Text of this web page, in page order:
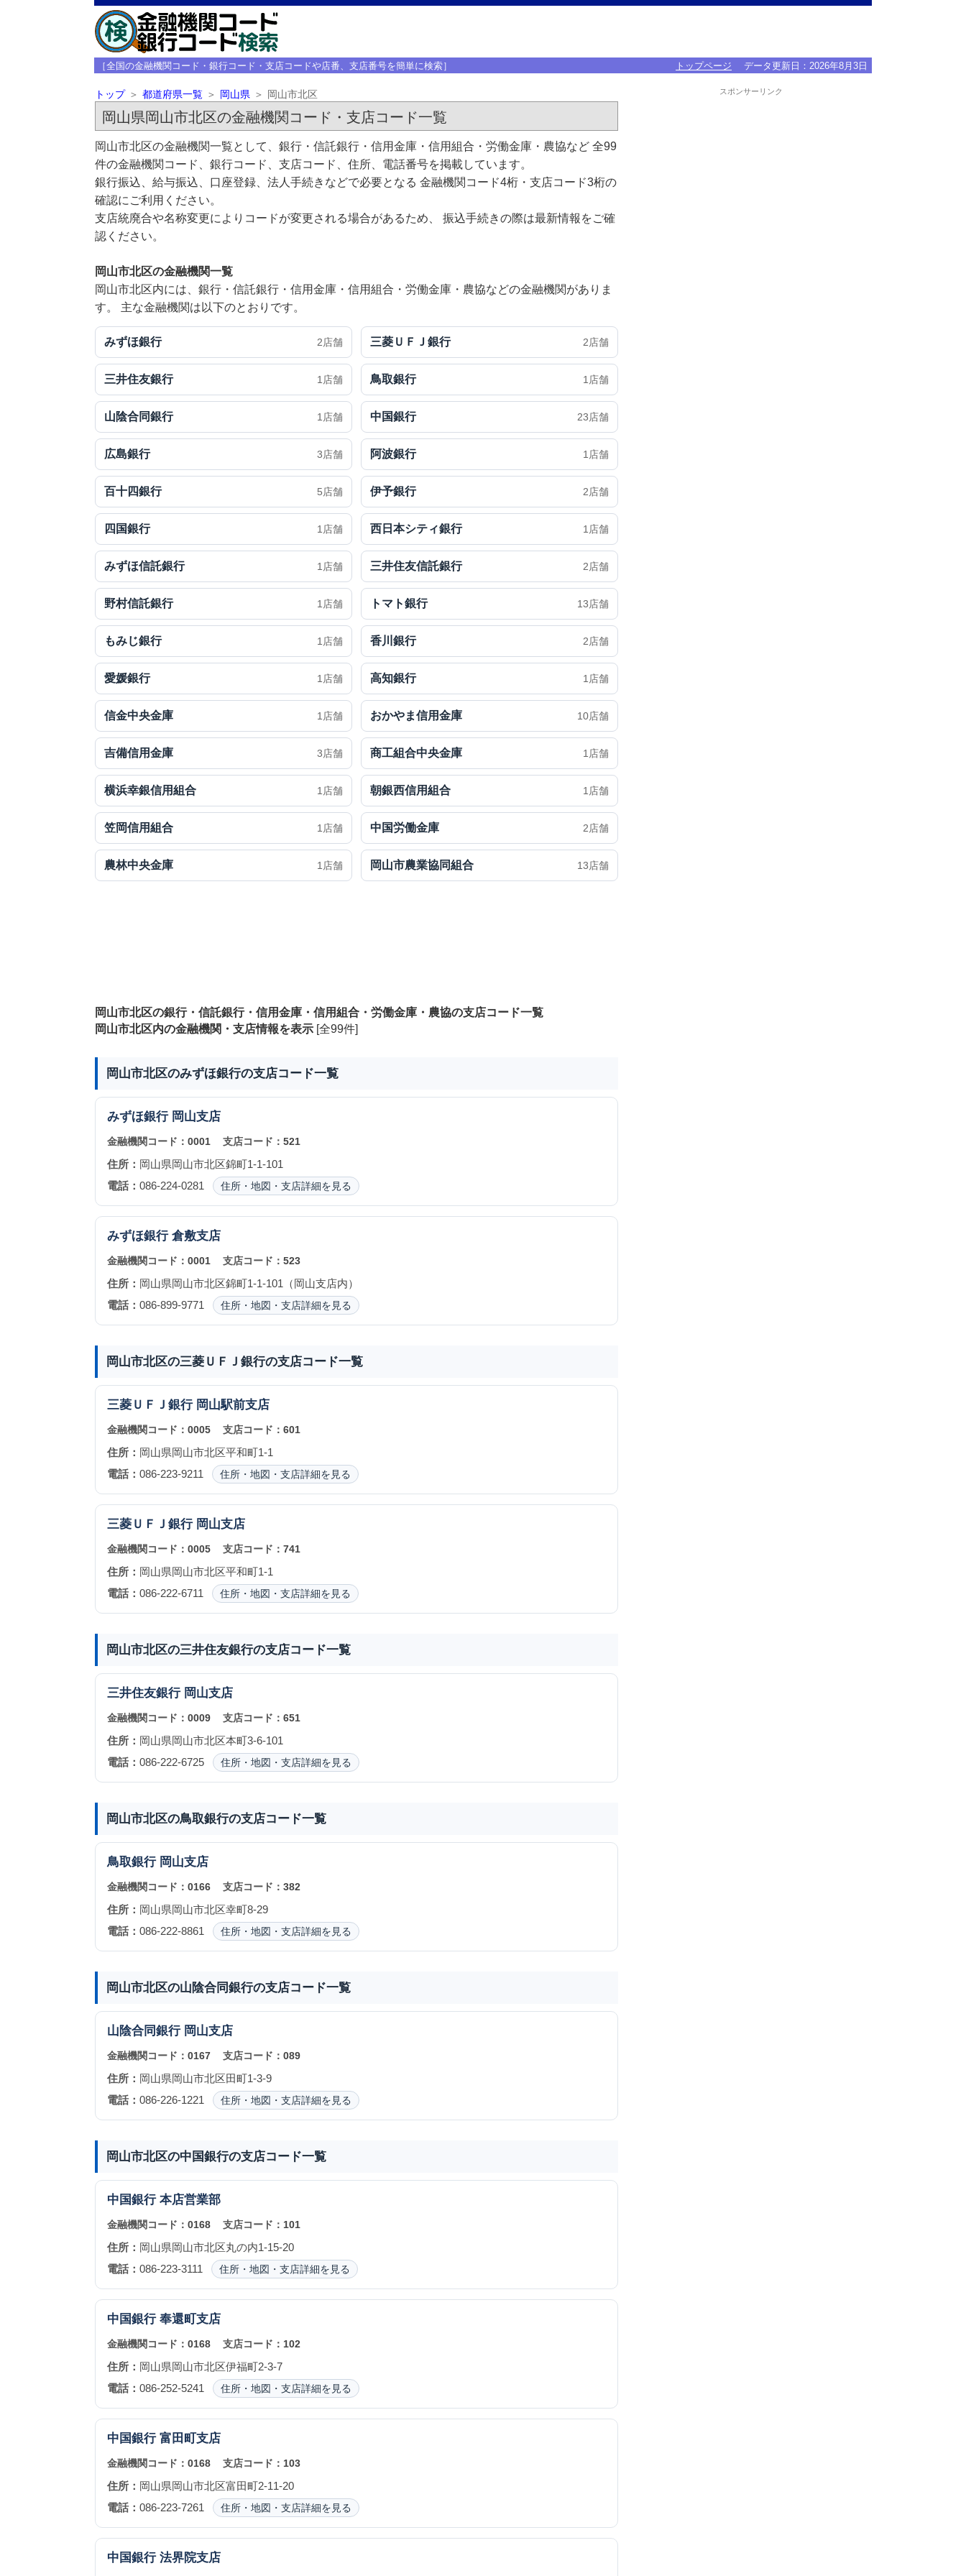
［全国の金融機関コード・銀行コード・支店コードや店番、支店番号を簡単に検索］ トップページ データ更新日： 2026年8月3日
トップ 都道府県一覧 岡山県 岡山市北区
岡山県岡山市北区の金融機関コード・支店コード一覧
岡山市北区の金融機関一覧として、銀行・信託銀行・信用金庫・信用組合・労働金庫・農協など 全99
件の金融機関コード、銀行コード、支店コード、住所、電話番号を掲載しています。
銀行振込、給与振込、口座登録、法人手続きなどで必要となる 金融機関コード4桁・支店コード3桁の
確認にご利用ください。
支店統廃合や名称変更によりコードが変更される場合があるため、 振込手続きの際は最新情報をご確
認ください。
岡山市北区の金融機関一覧
岡山市北区内には、銀行・信託銀行・信用金庫・信用組合・労働金庫・農協などの金融機関がありま
す。 主な金融機関は以下のとおりです。
みずほ銀行 2店舗 三菱ＵＦＪ銀行 2店舗
三井住友銀行 1店舗 鳥取銀行 1店舗
山陰合同銀行 1店舗 中国銀行 23店舗
広島銀行 3店舗 阿波銀行 1店舗
百十四銀行 5店舗 伊予銀行 2店舗
四国銀行 1店舗 西日本シティ銀行 1店舗
みずほ信託銀行 1店舗 三井住友信託銀行 2店舗
野村信託銀行 1店舗 トマト銀行 13店舗
もみじ銀行 1店舗 香川銀行 2店舗
愛媛銀行 1店舗 高知銀行 1店舗
信金中央金庫 1店舗 おかやま信用金庫 10店舗
吉備信用金庫 3店舗 商工組合中央金庫 1店舗
横浜幸銀信用組合 1店舗 朝銀西信用組合 1店舗
笠岡信用組合 1店舗 中国労働金庫 2店舗
農林中央金庫 1店舗 岡山市農業協同組合 13店舗
岡山市北区の銀行・信託銀行・信用金庫・信用組合・労働金庫・農協の支店コード一覧
岡山市北区内の金融機関・支店情報を表示[全99件]
岡山市北区のみずほ銀行の支店コード一覧
みずほ銀行 岡山支店
金融機関コード： 0001 支店コード： 521
住所： 岡山県岡山市北区錦町1-1-101
電話： 086-224-0281 住所・地図・支店詳細を見る
みずほ銀行 倉敷支店
金融機関コード： 0001 支店コード： 523
住所： 岡山県岡山市北区錦町1-1-101（岡山支店内）
電話： 086-899-9771 住所・地図・支店詳細を見る
岡山市北区の三菱ＵＦＪ銀行の支店コード一覧
三菱ＵＦＪ銀行 岡山駅前支店
金融機関コード： 0005 支店コード： 601
住所： 岡山県岡山市北区平和町1-1
電話： 086-223-9211 住所・地図・支店詳細を見る
三菱ＵＦＪ銀行 岡山支店
金融機関コード： 0005 支店コード： 741
住所： 岡山県岡山市北区平和町1-1
電話： 086-222-6711 住所・地図・支店詳細を見る
岡山市北区の三井住友銀行の支店コード一覧
三井住友銀行 岡山支店
金融機関コード： 0009 支店コード： 651
住所： 岡山県岡山市北区本町3-6-101
電話： 086-222-6725 住所・地図・支店詳細を見る
岡山市北区の鳥取銀行の支店コード一覧
鳥取銀行 岡山支店
金融機関コード： 0166 支店コード： 382
住所： 岡山県岡山市北区幸町8-29
電話： 086-222-8861 住所・地図・支店詳細を見る
岡山市北区の山陰合同銀行の支店コード一覧
山陰合同銀行 岡山支店
金融機関コード： 0167 支店コード： 089
住所： 岡山県岡山市北区田町1-3-9
電話： 086-226-1221 住所・地図・支店詳細を見る
岡山市北区の中国銀行の支店コード一覧
中国銀行 本店営業部
金融機関コード： 0168 支店コード： 101
住所： 岡山県岡山市北区丸の内1-15-20
電話： 086-223-3111 住所・地図・支店詳細を見る
中国銀行 奉還町支店
金融機関コード： 0168 支店コード： 102
住所： 岡山県岡山市北区伊福町2-3-7
電話： 086-252-5241 住所・地図・支店詳細を見る
中国銀行 富田町支店
金融機関コード： 0168 支店コード： 103
住所： 岡山県岡山市北区富田町2-11-20
電話： 086-223-7261 住所・地図・支店詳細を見る
中国銀行 法界院支店
スポンサーリンク